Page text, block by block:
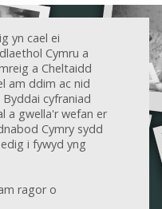
yn cael ei
Cymru a
a Cheltaidd
am ddim ac nid
cyfraniad
a gwella'r wefan er
Cymry sydd
i fywyd yng
ragor o